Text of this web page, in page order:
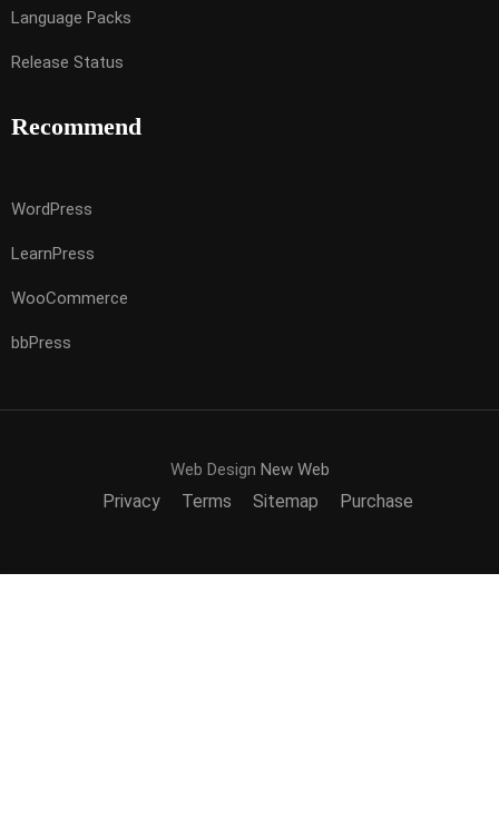
Language Packs
Release Status
Recommend
WordPress
LearnPress
WooCommerce
bbPress
Web Design New Web
Privacy Terms Sitemap Purchase